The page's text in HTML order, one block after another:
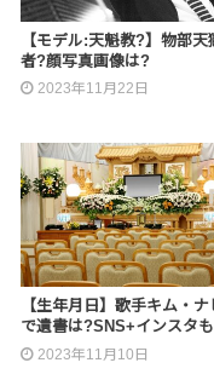
【モデル:天魁教?】物部天
者?顔写真画像は?
2023年11月22日
【生年月日】歌手キム・
で遺書は?SNS+インスタも
2023年11月10日